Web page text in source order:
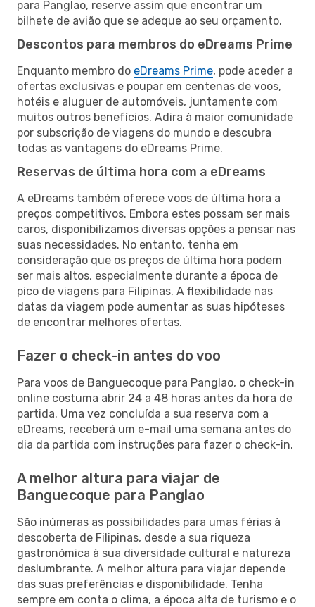
para Panglao, reserve assim que encontrar um
bilhete de avião que se adeque ao seu orçamento.
Descontos para membros do eDreams Prime
Enquanto membro do eDreams Prime, pode aceder a
ofertas exclusivas e poupar em centenas de voos,
hotéis e aluguer de automóveis, juntamente com
muitos outros benefícios. Adira à maior comunidade
por subscrição de viagens do mundo e descubra
todas as vantagens do eDreams Prime.
Reservas de última hora com a eDreams
A eDreams também oferece voos de última hora a
preços competitivos. Embora estes possam ser mais
caros, disponibilizamos diversas opções a pensar nas
suas necessidades. No entanto, tenha em
consideração que os preços de última hora podem
ser mais altos, especialmente durante a época de
pico de viagens para Filipinas. A flexibilidade nas
datas da viagem pode aumentar as suas hipóteses
de encontrar melhores ofertas.
Fazer o check-in antes do voo
Para voos de Banguecoque para Panglao, o check-in
online costuma abrir 24 a 48 horas antes da hora de
partida. Uma vez concluída a sua reserva com a
eDreams, receberá um e-mail uma semana antes do
dia da partida com instruções para fazer o check-in.
A melhor altura para viajar de
Banguecoque para Panglao
São inúmeras as possibilidades para umas férias à
descoberta de Filipinas, desde a sua riqueza
gastronómica à sua diversidade cultural e natureza
deslumbrante. A melhor altura para viajar depende
das suas preferências e disponibilidade. Tenha
sempre em conta o clima, a época alta de turismo e o